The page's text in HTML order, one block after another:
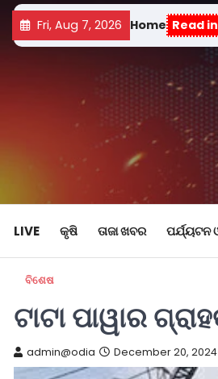
Fri, Aug 7, 2026 Home Read
LIVE କୃଷି ତାଜା ଖବର ପର୍ଯ୍ୟଟନ
ବିଶେଷ
ଟାଟା ପାୱାର
admin@odia December 20, 2024